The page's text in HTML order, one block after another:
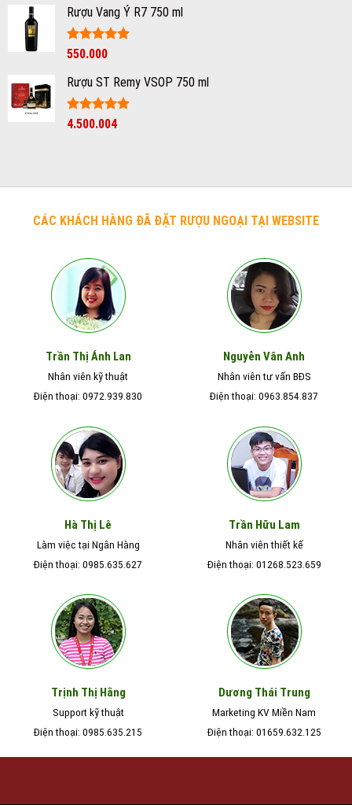
sao
Rượu Vang Ý R7 750 ml
Được xếp
sao
Giá
là:
750.000₫.
550.000Giá
tại
là:
550.000₫.
Rượu ST Remy VSOP 750 ml
Được xếp
4.500.004
CÁC KHÁCH HÀNG ĐÃ ĐẶT RƯỢU NGOẠI TẠI WEBSITE
Trần Thị Ánh Lan
Nhân viên kỹ thuật
Điện thoại: 0972.939.830
Nguyễn Vân Anh
Nhân viên tư vấn BĐS
Điện thoại: 0963.854.837
Hà Thị Lê
Làm việc tại Ngân Hàng
Điện thoại: 0985.635.627
Trần Hữu Lam
Nhân viên thiết kế
Điện thoại: 01268.523.659
Trịnh Thị Hằng
Support kỹ thuật
Điện thoại: 0985.635.215
Dương Thái Trung
Marketing KV Miền Nam
Điện thoại: 01659.632.125